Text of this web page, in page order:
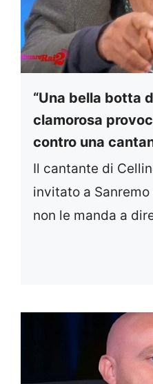
“Una bella botta
clamorosa
contro una
Il cantante di
invitato a
non le manda a